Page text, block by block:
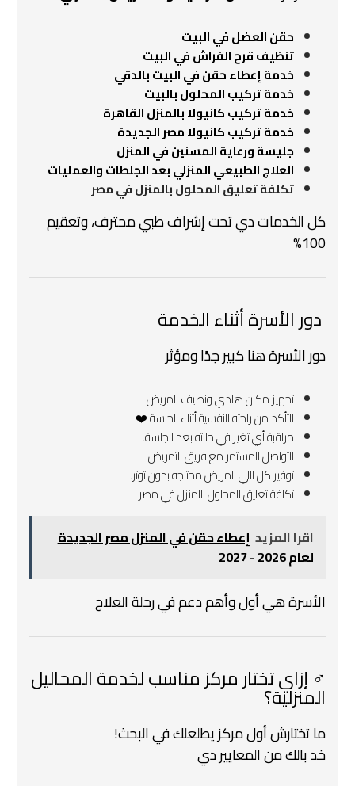
حقن العضل في البيت
تنظيف قرح الفراش في البيت
خدمة إعطاء حقن في البيت بالدقي
خدمة تركيب المحلول بالبيت
خدمة تركيب كانيولا بالمنزل القاهرة
خدمة تركيب كانيولا مصر الجديدة
جليسة ورعاية المسنين في المنزل
العلاج الطبيعي المنزلي بعد الجلطات والعمليات
تكلفة تعليق المحلول بالمنزل في مصر
كل الخدمات دي تحت إشراف طبي محترف، وتعقيم
100%
‍‍ دور الأسرة أثناء الخدمة
دور الأسرة هنا كبير جدًا ومؤثر
تجهيز مكان هادي ونضيف للمريض ️
التأكد من راحته النفسية أثناء الجلسة ❤️
مراقبة أي تغير في حالته بعد الجلسة.
التواصل المستمر مع فريق التمريض.
توفير كل اللي المريض محتاجه بدون توتر.
تكلفة تعليق المحلول بالمنزل في مصر
اقرا المزيد إعطاء حقن في المنزل مصر الجديدة
لعام 2026 - 2027
الأسرة هي أول وأهم دعم في رحلة العلاج
️‍♂️ إزاي تختار مركز مناسب لخدمة المحاليل
المنزلية؟
ما تختارش أول مركز يطلعلك في البحث!
خد بالك من المعايير دي